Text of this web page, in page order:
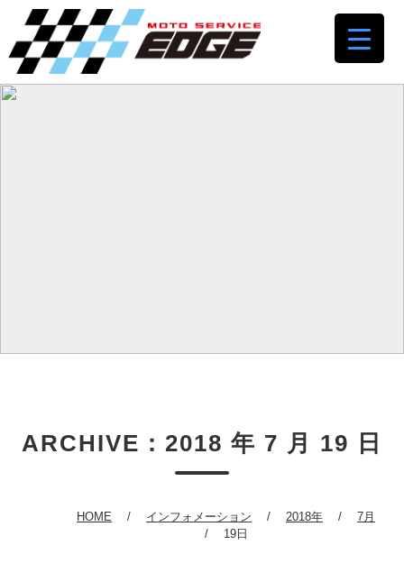
ARCHIVE：2018 年 7 月 19 日
HOME インフォメーション 2018年
7月
19日